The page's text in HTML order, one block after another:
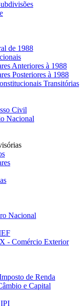
de 1988
Anteriores à 1988
Posteriores à 1988
Transitórias
Civil
Nacional
Nacional
- Comércio Exterior
de Renda
e Capital